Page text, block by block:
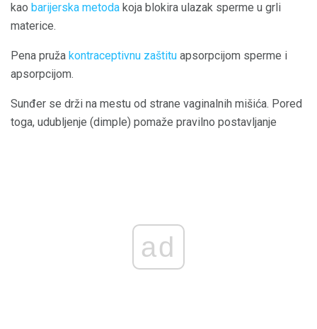
kao barijerska metoda koja blokira ulazak sperme u grli
materice.
Pena pruža kontraceptivnu zaštitu apsorpcijom sperme i
apsorpcijom.
Sunđer se drži na mestu od strane vaginalnih mišića. Pored
toga, udubljenje (dimple) pomaže pravilno postavljanje
ad